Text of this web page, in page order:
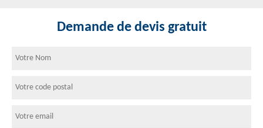
Demande de devis gratuit